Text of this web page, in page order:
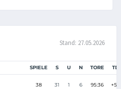
Stand: 27.05.2026
SPIELE S U N TORE TD
38 31 1 6 95:36 +59